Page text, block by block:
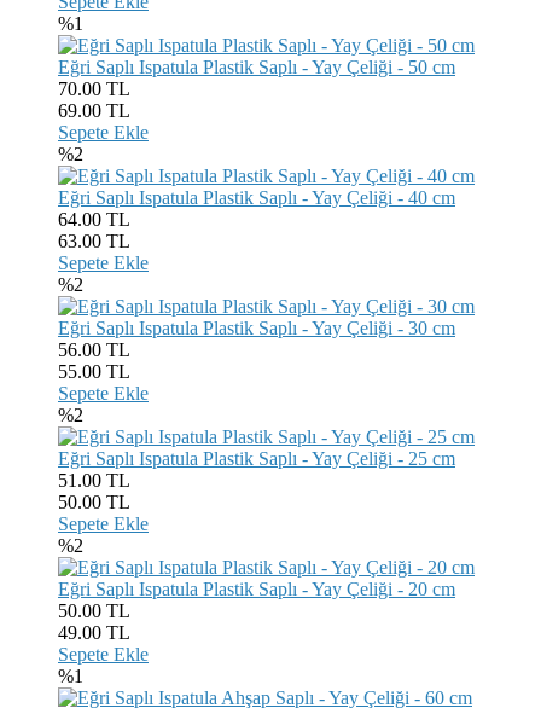
%1
Eğri Saplı Ispatula Plastik Saplı - Yay Çeliği - 50 cm
70.00 TL
69.00 TL
Sepete Ekle
%2
Eğri Saplı Ispatula Plastik Saplı - Yay Çeliği - 40 cm
64.00 TL
63.00 TL
Sepete Ekle
%2
Eğri Saplı Ispatula Plastik Saplı - Yay Çeliği - 30 cm
56.00 TL
55.00 TL
Sepete Ekle
%2
Eğri Saplı Ispatula Plastik Saplı - Yay Çeliği - 25 cm
51.00 TL
50.00 TL
Sepete Ekle
%2
Eğri Saplı Ispatula Plastik Saplı - Yay Çeliği - 20 cm
50.00 TL
49.00 TL
Sepete Ekle
%1